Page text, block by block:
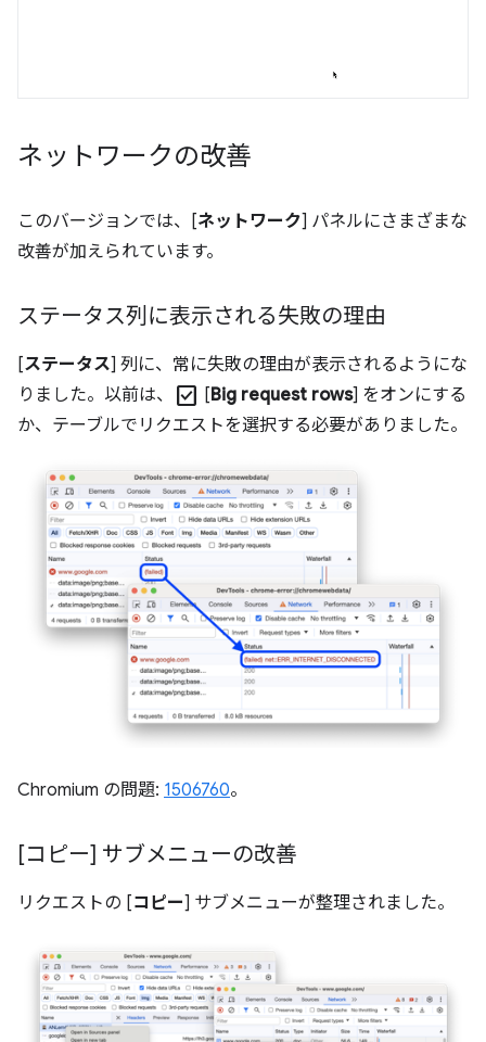
ネットワークの改善
このバージョンでは、[ネットワーク] パネルにさまざまな
改善が加えられています。
ステータス列に表示される失敗の理由
[ステータス] 列に、常に失敗の理由が表示されるようにな
りました。以前は、
check_box [Big request rows] をオンにする
か、テーブルでリクエストを選択する必要がありました。
Chromium の問題: 1506760。
[コピー] サブメニューの改善
リクエストの [コピー] サブメニューが整理されました。